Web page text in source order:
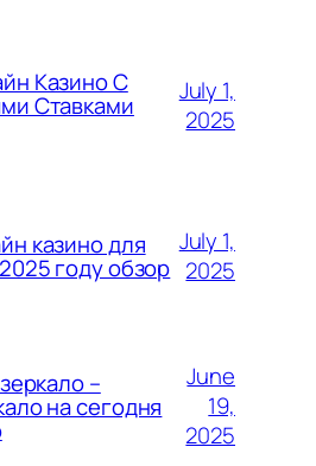
Казино С
Ставками
July 1,
2025
казино для
году обзор
July 1,
2025
–
на сегодня
June
19,
2025